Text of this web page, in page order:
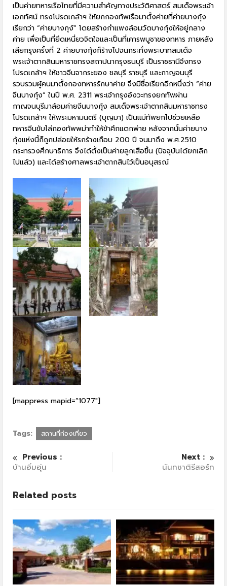
เป็นค่ายทหารเรือไทยที่มีความสำคัญทางประวัติศาสตร์ สมเด็จพระเจ้า
เอกทัศน์ ทรงโปรดเกล้าฯ ให้ยกกองทัพเรือมาตั้งค่ายที่ค่ายบางกุ้ง
เรียกว่า “ค่ายบางกุง้” โดยสร้างกำแพงล้อมวัดบางกุ้งให้อยู่กลาง
ค่าย เพื่อเป็นที่ยึดเหนี่ยวจิตใจและเป็นที่เคารพบูชาของทหาร ภายหลัง
เสียกรุงครั้งที่ 2 ค่ายบางกุ้งก็ร้างไปจนกระทั่งพระบาทสมเด็จ
พระเจ้าตากสินมหาราชทรงสถาปนากรุงธนบุรี เป็นราชธานีจึงทรง
โปรดเกล้าฯ ให้ชาวจีนจากระยอง ชลบุรี ราชบุรี และกาญจนบุรี
รวบรวมผู้คนมาตั้งกองทหารรักษาค่าย จึงมีชื่อเรียกอีกหนึ่งว่า “ค่าย
จีนบางกุ้ง” ในปี พ.ศ. 2311 พระเจ้ากรุงอังวะทรงยกทัพผ่าน
กาญจนบุรีมาล้อมค่ายจีนบางกุ้ง สมเด็จพระเจ้าตากสินมหาราชทรง
โปรดเกล้าฯ ให้พระมหามนตรี (บุญมา) เป็นแม่ทัพยกไปช่วยเหลือ
ทหารจีนขับไล่กองทัพพม่าทำให้ข้าศึกแตกพ่าย หลังจากนั้นค่ายบาง
กุ้งแห่งนี้ก็ถูกปล่อยให้รกร้างเกือบ 200 ปี จนมาถึง พ.ศ.2510
กระทรวงศึกษาธิการ จึงได้ตั้งเป็นค่ายลูกเสือขึ้น (ปัจจุบันได้ยกเลิก
ไปแล้ว) และได้สร้างศาลพระเจ้าตากสินไว้เป็นอนุสรณ์
[mappress mapid=”1077″]
Tags: สถานที่ท่องเที่ยว
Previous :
บ้านอิ่มอุ่น
Next :
นันทชาติรีสอร์ท
Related posts